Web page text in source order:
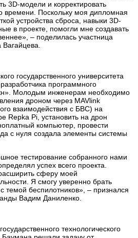
3D-модели и корректировать
времени. Поскольку моя дипломная
устройства сброса, навыки 3D-
в проекте, помогли мне создавать
– поделилась участница
государственного университета
программного
Молодым инженерам необходимо
дроном через MAVlink
взаимодействия с БВС) на
Repka Pi, установить на дрон
компьютер, провести
с нуля создала элементы системы
тестирование собранного нами
успех всего проекта.
сферу моей
Я смогу уверенно брать
темой беспилотников», – признался
Вадим Даниленко.
технологического